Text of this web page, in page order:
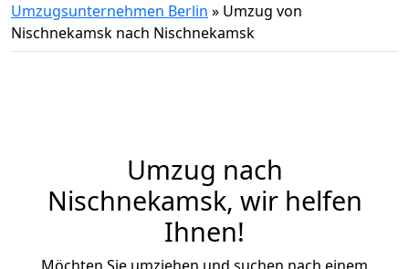
Umzugsunternehmen Berlin » Umzug von
Nischnekamsk nach Nischnekamsk
Umzug nach
Nischnekamsk, wir helfen
Ihnen!